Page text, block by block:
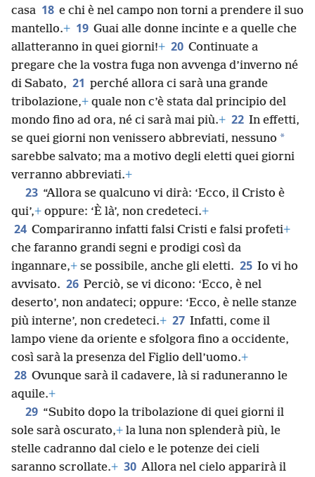
casa 18 e chi è nel campo non torni a prendere il suo
mantello.+ 19 Guai alle donne incinte e a quelle che
allatteranno in quei giorni!+ 20 Continuate a
pregare che la vostra fuga non avvenga d’inverno né
di Sabato, 21 perché allora ci sarà una grande
tribolazione,+ quale non c’è stata dal principio del
mondo fino ad ora, né ci sarà mai più.+ 22 In effetti,
se quei giorni non venissero abbreviati, nessuno *
sarebbe salvato; ma a motivo degli eletti quei giorni
verranno abbreviati.+
23 “Allora se qualcuno vi dirà: ‘Ecco, il Cristo è
qui’,+ oppure: ‘È là’, non credeteci.+
24 Compariranno infatti falsi Cristi e falsi profeti+
che faranno grandi segni e prodigi così da
ingannare,+ se possibile, anche gli eletti. 25 Io vi ho
avvisato. 26 Perciò, se vi dicono: ‘Ecco, è nel
deserto’, non andateci; oppure: ‘Ecco, è nelle stanze
più interne’, non credeteci.+ 27 Infatti, come il
lampo viene da oriente e sfolgora fino a occidente,
così sarà la presenza del Figlio dell’uomo.+
28 Ovunque sarà il cadavere, là si raduneranno le
aquile.+
29 “Subito dopo la tribolazione di quei giorni il
sole sarà oscurato,+ la luna non splenderà più, le
stelle cadranno dal cielo e le potenze dei cieli
saranno scrollate.+ 30 Allora nel cielo apparirà il